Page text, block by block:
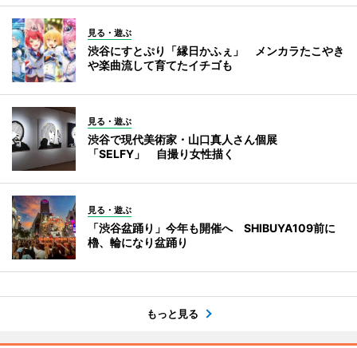
見る・遊ぶ
渋谷にすとぷり「縁日かふぇ」 メンカラたこやき
や楽曲流して育てたイチゴも
見る・遊ぶ
渋谷で現代美術家・山口真人さん個展
「SELFY」 自撮り女性描く
見る・遊ぶ
「渋谷盆踊り」今年も開催へ SHIBUYA109前に
櫓、輪になり盆踊り
もっと見る